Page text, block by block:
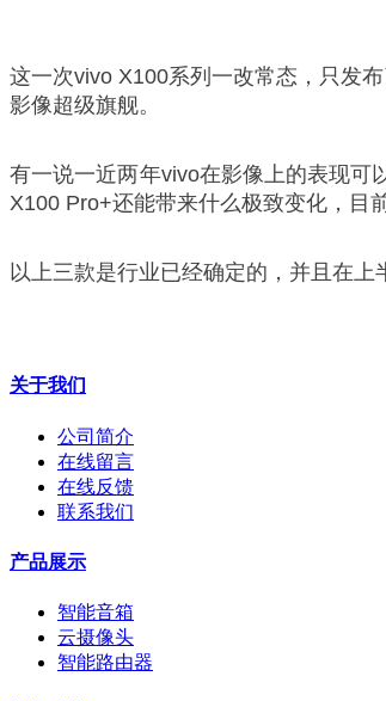
这一次vivo X100系列一改常态，只发
影像超级旗舰。
有一说一近两年vivo在影像上的表现可
X100 Pro+还能带来什么极致变化，目
以上三款是行业已经确定的，并且在
关于我们
公司简介
在线留言
在线反馈
联系我们
产品展示
智能音箱
云摄像头
智能路由器